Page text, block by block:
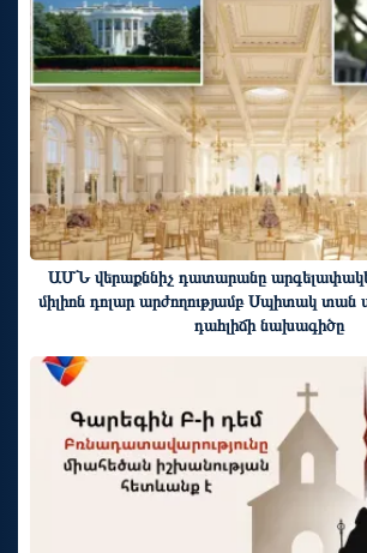
ԱՄՆ վերաքննիչ դատարանը
միլիոն դոլար արժողությամբ Սպիտակ
դահլիճի նախագիծը